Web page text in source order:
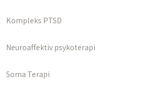
Kompleks PTSD
Neuroaffektiv psykoterapi
Soma Terapi